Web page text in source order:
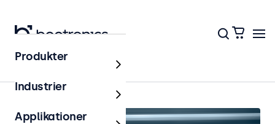
Hjem
Produkter
Industrier
Applikationer